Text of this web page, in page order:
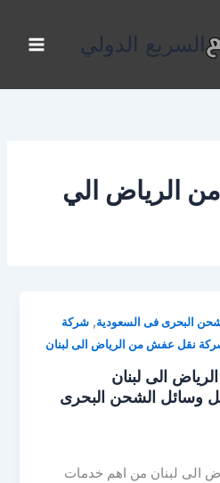
السريع الدولي
الرياض الي
البحرى فى السعودية,شركة
نقل عفش من الرياض الى لبنان
الى لبنان
بأفضل وسائل الشحن البحرى
الى لبنان من اهم خدمات